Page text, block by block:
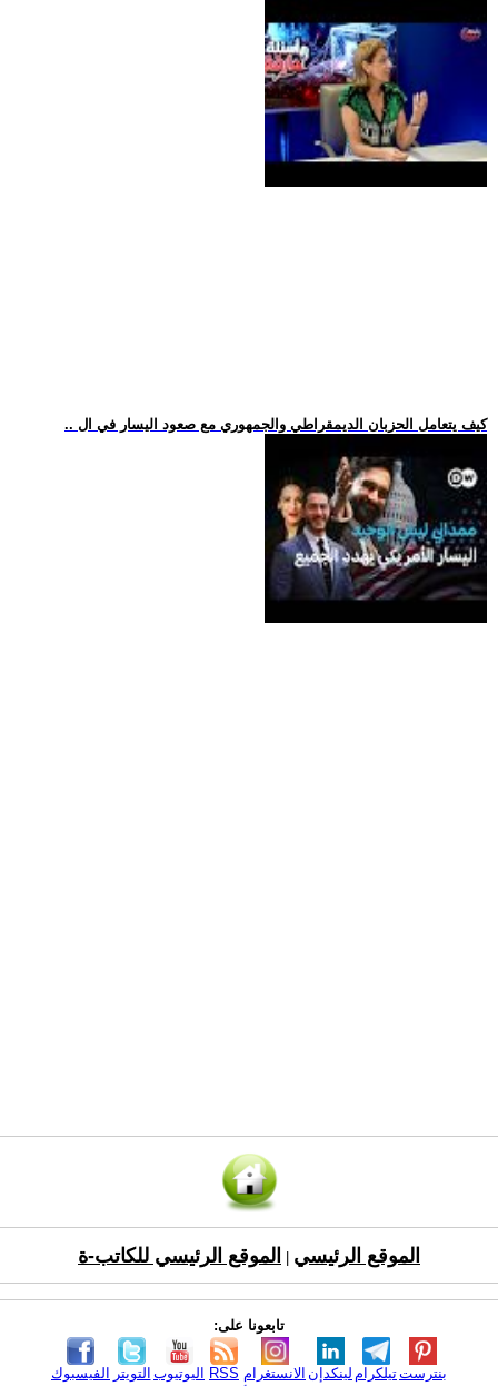
.. كيف يتعامل الحزبان الديمقراطي والجمهوري مع صعود اليسار في ال
الموقع الرئيسي الموقع الرئيسي للكاتب-ة
تابعونا على:
الفيسبوك التويتر اليوتيوب RSS الانستغرام لينكدإن تيلكرامبنترست